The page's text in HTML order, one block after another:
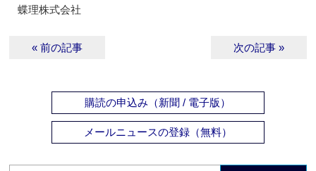
蝶理株式会社
« 前の記事 次の記事 »
購読の申込み（新聞 / 電子版）
メールニュースの登録（無料）